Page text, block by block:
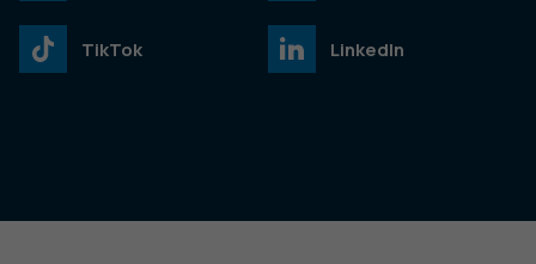
TikTok LinkedIn